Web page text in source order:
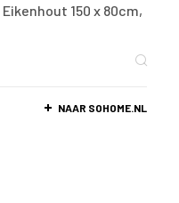
150 x 80cm,
NAAR SOHOME.NL